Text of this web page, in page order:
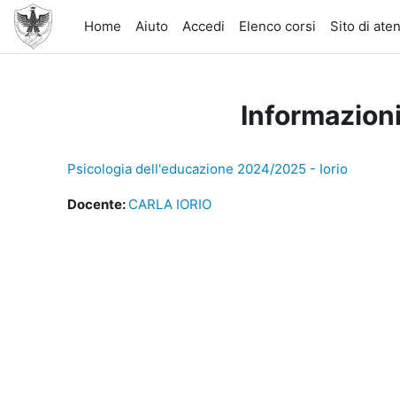
Vai al contenuto principale
Home
Aiuto Accedi Elenco corsi Sito di
Psicologia dell'educazione 2024/2025 - Iorio
Docente: CARLA IORIO